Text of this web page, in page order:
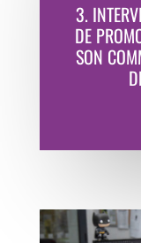
3.
DE
SON